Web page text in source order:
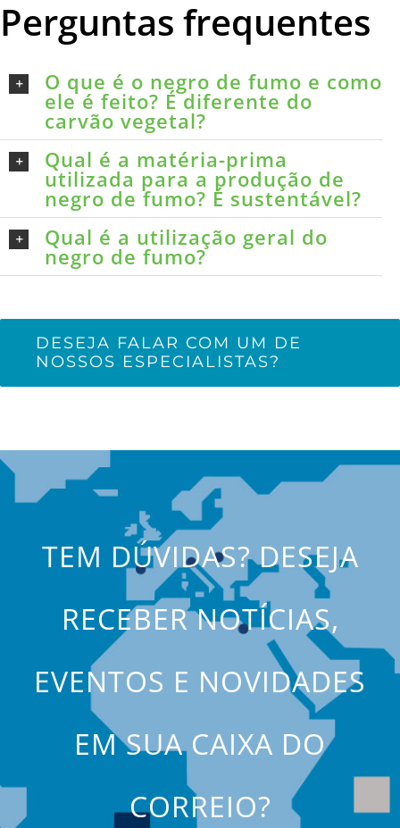
Perguntas frequentes
O que é o negro de fumo e como
ele é feito? É diferente do
carvão vegetal?
Qual é a matéria-prima
utilizada para a produção de
negro de fumo? É sustentável?
Qual é a utilização geral do
negro de fumo?
DESEJA FALAR COM UM DE
NOSSOS ESPECIALISTAS?
TEM DÚVIDAS? DESEJA
RECEBER NOTÍCIAS,
EVENTOS E NOVIDADES
EM SUA CAIXA DO
CORREIO?